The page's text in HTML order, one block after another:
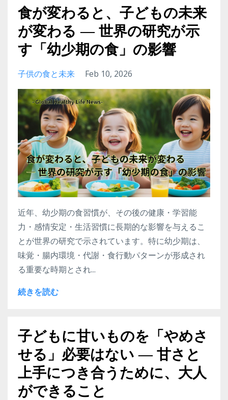
食が変わると、子どもの未来
が変わる ― 世界の研究が示
す「幼少期の食」の影響
子供の食と未来 Feb 10, 2026
近年、幼少期の食習慣が、その後の健康・学習能
力・感情安定・生活習慣に長期的な影響を与えるこ
とが世界の研究で示されています。特に幼少期は、
味覚・腸内環境・代謝・食行動パターンが形成され
る重要な時期とされ...
続きを読む
子どもに甘いものを「やめさ
せる」必要はない ― 甘さと
上手につき合うために、大人
ができること